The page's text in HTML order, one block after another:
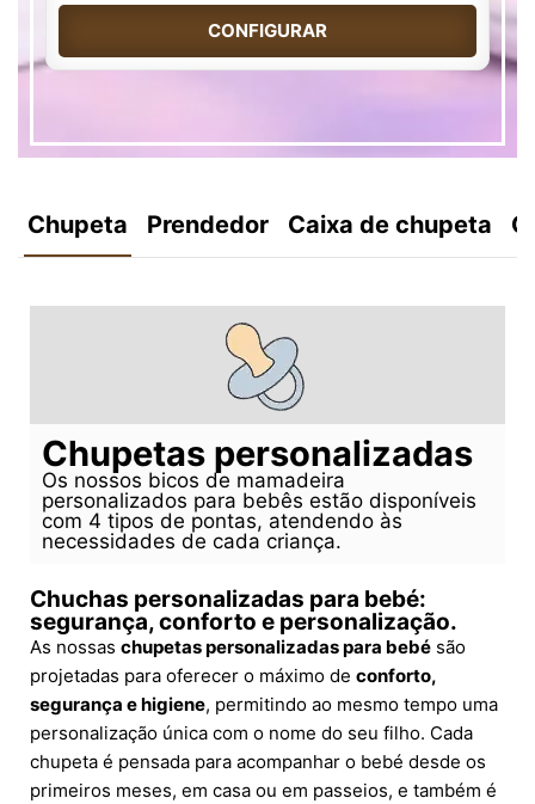
CONFIGURAR
Chupeta Prendedor Caixa de chupeta
Chupetas personalizadas
Os nossos bicos de mamadeira
personalizados para bebês estão disponíveis
com 4 tipos de pontas, atendendo às
necessidades de cada criança.
Chuchas personalizadas para bebé:
segurança, conforto e personalização.
As nossas chupetas personalizadas para bebé são
projetadas para oferecer o máximo de conforto,
segurança e higiene, permitindo ao mesmo tempo uma
personalização única com o nome do seu filho. Cada
chupeta é pensada para acompanhar o bebé desde os
primeiros meses, em casa ou em passeios, e também é